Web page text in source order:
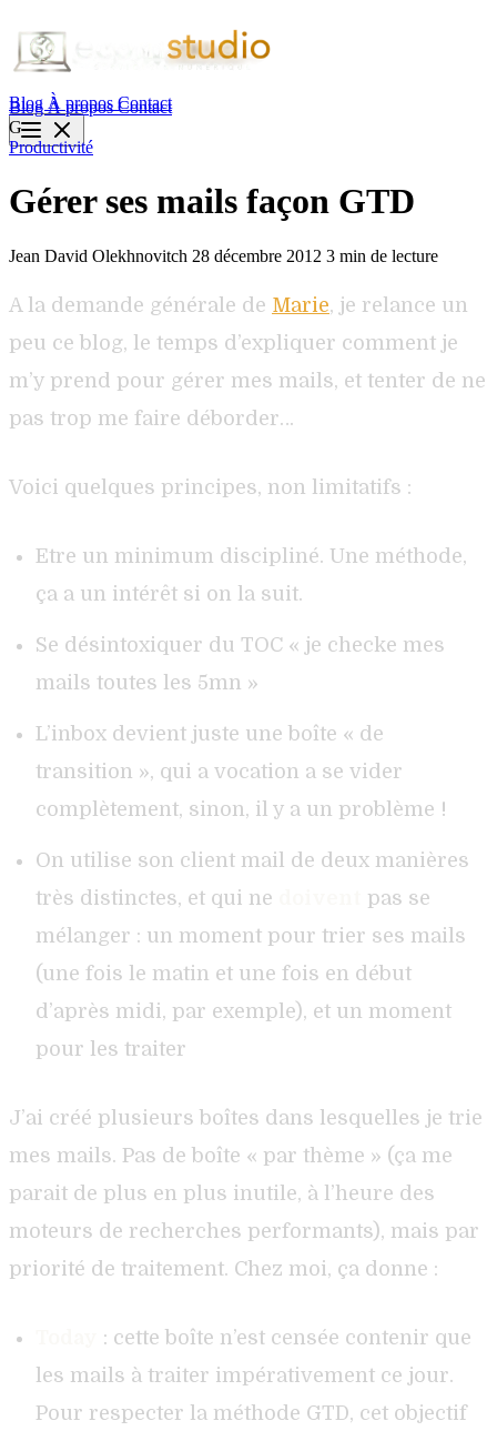
Blog À propos Contact
BlogÀ proposContact
G
Productivité
Gérer ses mails façon GTD
Jean David Olekhnovitch 28 décembre 2012 3 min de lecture
A la demande générale de Marie, je relance un
peu ce blog, le temps d’expliquer comment je
m’y prend pour gérer mes mails, et tenter de ne
pas trop me faire déborder…
Voici quelques principes, non limitatifs :
Etre un minimum discipliné. Une méthode,
ça a un intérêt si on la suit.
Se désintoxiquer du TOC « je checke mes
mails toutes les 5mn »
L’inbox devient juste une boîte « de
transition », qui a vocation a se vider
complètement, sinon, il y a un problème !
On utilise son client mail de deux manières
très distinctes, et qui ne
pas se
mélanger : un moment pour trier ses mails
(une fois le matin et une fois en début
d’après midi, par exemple), et un moment
pour les traiter
J’ai créé plusieurs boîtes dans lesquelles je trie
mes mails. Pas de boîte « par thème » (ça me
parait de plus en plus inutile, à l’heure des
moteurs de recherches performants), mais par
priorité de traitement. Chez moi, ça donne :
: cette boîte n’est censée contenir que
les mails à traiter impérativement ce jour.
Pour respecter la méthode GTD, cet objectif